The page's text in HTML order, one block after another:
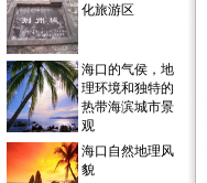
化旅游区
海口的气侯，地
理环境和独特的
热带海滨城市景
观
海口自然地理风
貌